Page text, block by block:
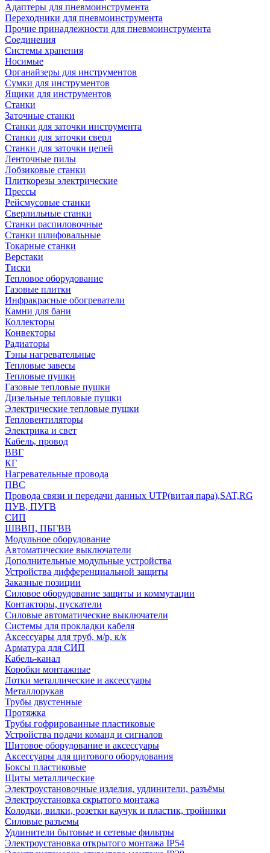
Адаптеры для пневмоинструмента
Переходники для пневмоинструмента
Прочие принадлежности для пневмоинструмента
Соединения
Системы хранения
Носимые
Органайзеры для инструментов
Сумки для инструментов
Ящики для инструментов
Станки
Заточные станки
Станки для заточки инструмента
Станки для заточки сверл
Станки для заточки цепей
Ленточные пилы
Лобзиковые станки
Плиткорезы электрические
Прессы
Рейсмусовые станки
Сверлильные станки
Станки распиловочные
Станки шлифовальные
Токарные станки
Верстаки
Тиски
Тепловое оборудование
Газовые плитки
Инфракрасные обогреватели
Камни для бани
Коллекторы
Конвекторы
Радиаторы
Тэны нагревательные
Тепловые завесы
Тепловые пушки
Газовые тепловые пушки
Дизельные тепловые пушки
Электрические тепловые пушки
Тепловентиляторы
Электрика и свет
Кабель, провод
ВВГ
КГ
Нагревательные провода
ПВС
Провода связи и передачи данных UTP(витая пара),SAT,RG
ПУВ, ПУГВ
СИП
ШВВП, ПБГВВ
Модульное оборудование
Автоматические выключатели
Дополнительные модульные устройства
Устройства дифференциальной защиты
Заказные позиции
Силовое оборудование защиты и коммутации
Контакторы, пускатели
Силовые автоматические выключатели
Системы для прокладки кабеля
Аксессуары для труб, м/р, к/к
Арматура для СИП
Кабель-канал
Коробки монтажные
Лотки металлические и аксессуары
Металлорукав
Трубы двустенные
Протяжка
Трубы гофрированные пластиковые
Устройства подачи команд и сигналов
Щитовое оборудование и аксессуары
Аксессуары для щитового оборудования
Боксы пластиковые
Щиты металлические
Электроустановочные изделия, удлинители, разъёмы
Электроустановка скрытого монтажа
Колодки, вилки, розетки каучук и пластик, тройники
Силовые разъемы
Удлинители бытовые и сетевые фильтры
Электроустановка открытого монтажа IP54